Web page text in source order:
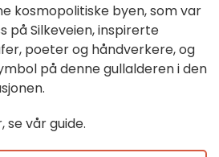
kosmopolitiske byen, som var
på Silkeveien, inspirerte
poeter og håndverkere, og
på denne gullalderen i den
vår guide.